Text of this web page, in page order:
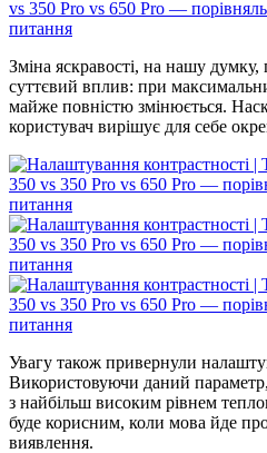
Зміна яскравості, на нашу думку,
суттєвий вплив: при
майже повністю змінюється.
користувач вирішує для себе
Увагу також привернули
Використовуючи даний
з найбільш високим рівнем
буде корисним, коли мова йде про
виявлення.